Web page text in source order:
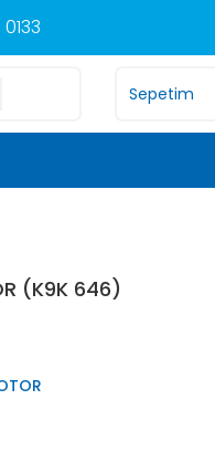
Sepetim
(K9K 646)